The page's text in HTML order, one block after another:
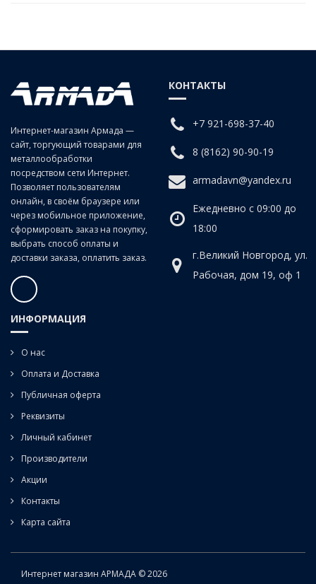
Интернет-магазин Армада —
сайт, торгующий товарами для
металлообработки
посредством сети Интернет.
Позволяет пользователям
онлайн, в своём браузере или
через мобильное приложение,
сформировать заказ на покупку,
выбрать способ оплаты и
доставки заказа, оплатить заказ.
КОНТАКТЫ
+7 921-698-37-40
8 (8162) 90-90-19
armadavn@yandex.ru
Ежедневно с 09:00 до
18:00
г.Великий Новгород, ул.
Рабочая, дом 19, оф 1
ИНФОРМАЦИЯ
О нас
Оплата и Доставка
Публичная оферта
Реквизиты
Личный кабинет
Производители
Акции
Контакты
Карта сайта
Интернет магазин АРМАДА © 2026